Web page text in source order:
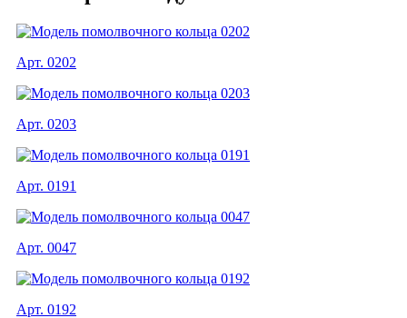
Арт. 0202
Арт. 0203
Арт. 0191
Арт. 0047
Арт. 0192